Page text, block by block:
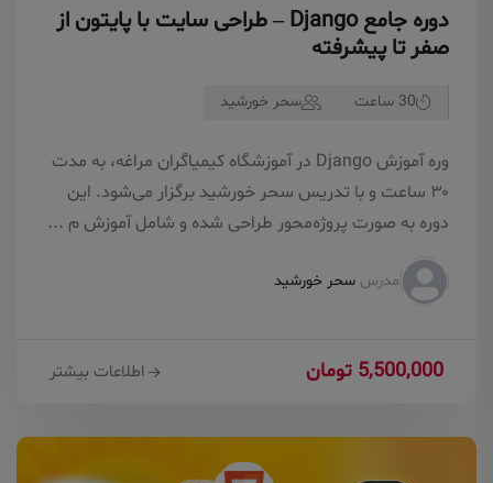
دوره جامع Django – طراحی سایت با پایتون از
صفر تا پیشرفته
30 ساعت سحر خورشید
وره آموزش Django در آموزشگاه کیمیاگران مراغه، به مدت
۳۰ ساعت و با تدریس سحر خورشید برگزار می‌شود. این
دوره به صورت پروژه‌محور طراحی شده و شامل آموزش م ...
مدرس سحر خورشید
5,500,000 تومان اطلاعات بیشتر